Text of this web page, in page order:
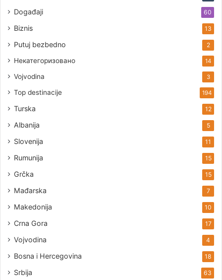
Događaji 60
Biznis 13
Putuj bezbedno 2
Некатегоризовано 14
Vojvodina 3
Top destinacije 194
Turska 12
Albanija 5
Slovenija 11
Rumunija 15
Grčka 15
Mađarska 7
Makedonija 10
Crna Gora 17
Vojvodina 4
Bosna i Hercegovina 18
Srbija 63